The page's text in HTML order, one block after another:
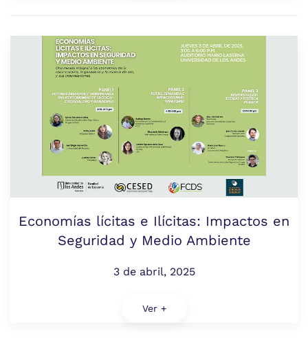
Economías lícitas e Ilícitas: Impactos en
Seguridad y Medio Ambiente
3 de abril, 2025
Ver +